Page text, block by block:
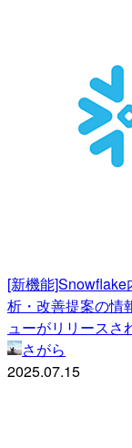
[新機能
析・改善提案の情
ューがリリースさ
さがら
2025.07.15